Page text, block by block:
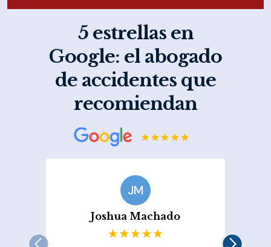
5 estrellas en
Google: el abogado
de accidentes que
recomiendan
JM
Joshua Machado